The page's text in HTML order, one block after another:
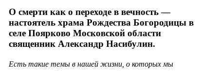
О смерти как о переходе в вечность —
настоятель храма Рождества Богородицы в
селе Поярково Московской области
священник Александр Насибулин.
Есть такие темы в нашей жизни, о которых мы